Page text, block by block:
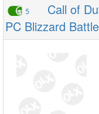
5
Call of
PC Blizzard